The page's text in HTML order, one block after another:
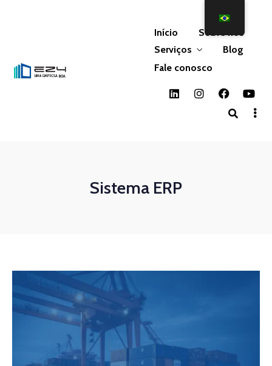
Início
Sobre nós
Serviços
Blog
Fale conosco
Sistema ERP